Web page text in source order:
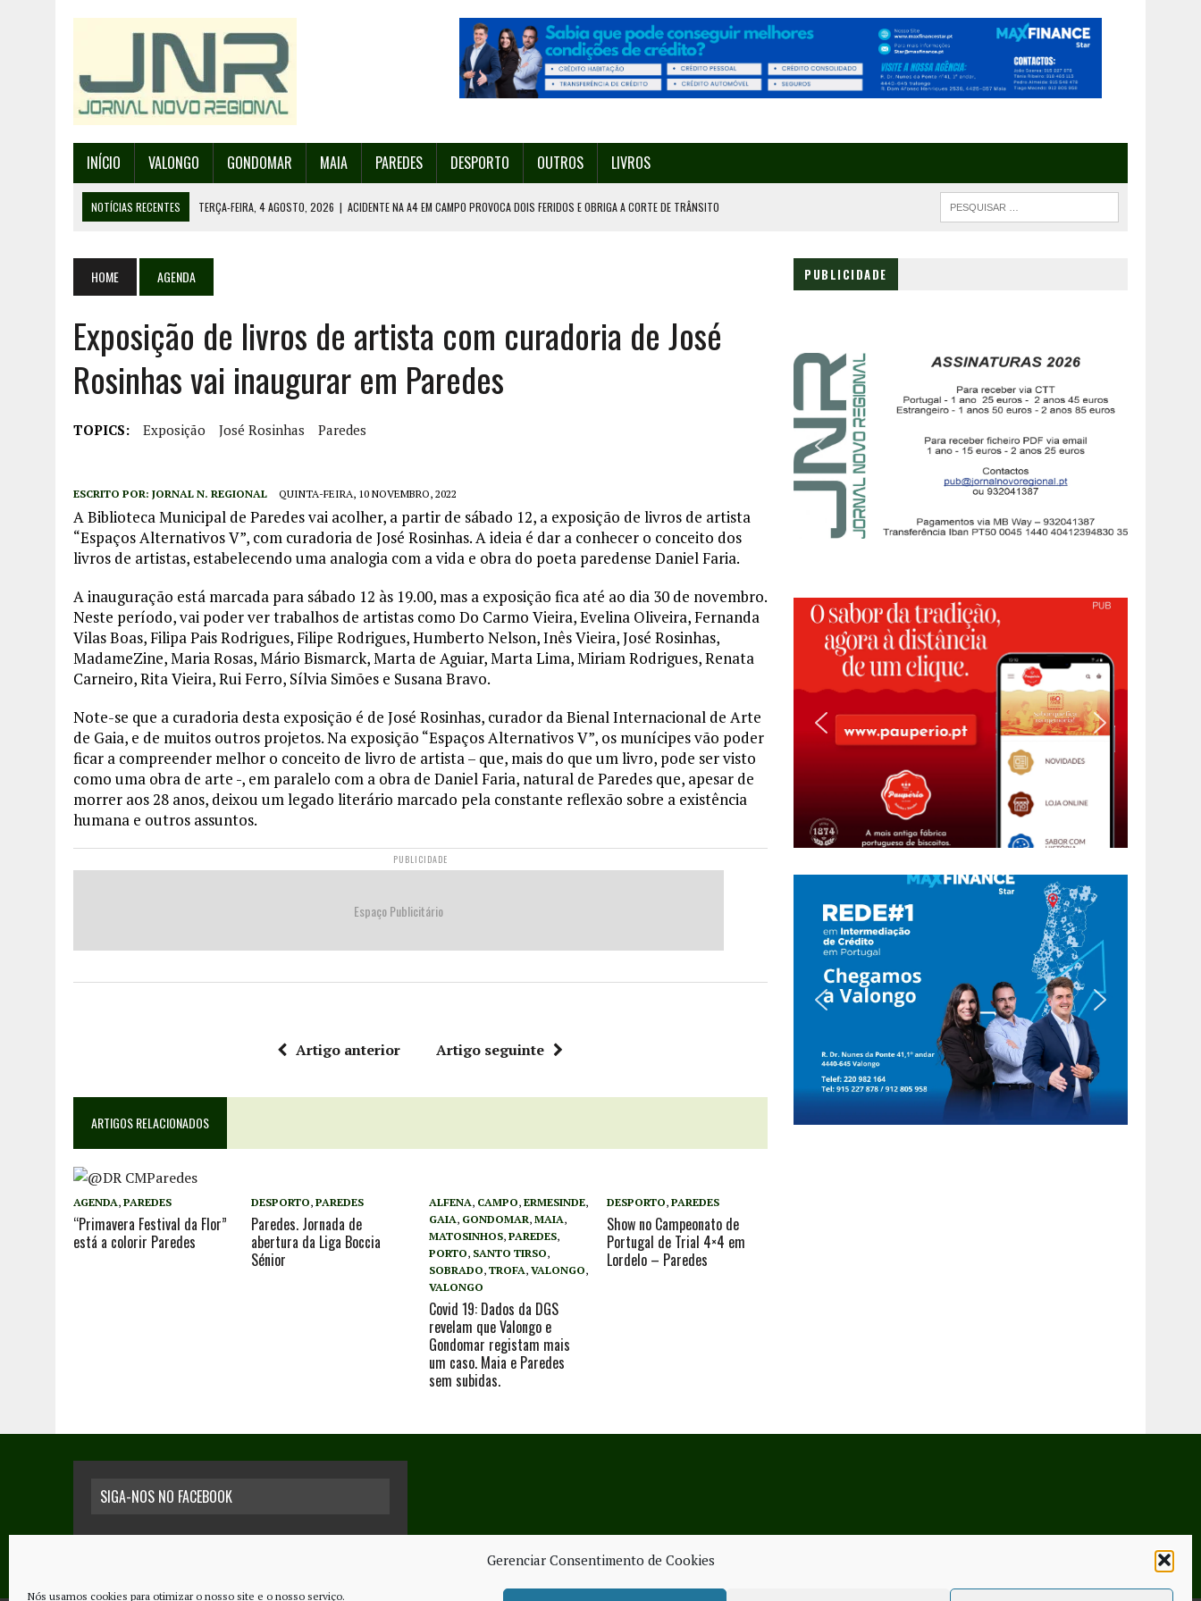
Gerenciar Consentimento de Cookies
Nós usamos cookies para otimizar o nosso site e o nosso serviço.
INÍCIO VALONGO GONDOMAR MAIA PAREDES DESPORTO OUTROS LIVROS
NOTÍCIAS RECENTES TERÇA-FEIRA, 4 AGOSTO, 2026 | ACIDENTE NA A4 EM CAMPO PROVOCA DOIS FERIDOS E OBRIGA A CORTE DE TRÂNSITO
SEGUNDA-FEIRA, 3 AGOSTO, 2026
TERÇA-FEIRA, 4 AGOSTO, 2026
INAUGURAÇÃO DA PRAÇA DA DEMOCRACIA ESTA QUINTA-FEIRA EM VALONGO VAI CONTAR COM 200 DRONES
HOME AGENDA
Exposição de livros de artista com curadoria de José
Rosinhas vai inaugurar em Paredes
TOPICS: Exposição José Rosinhas Paredes
ESCRITO POR: JORNAL N. REGIONAL QUINTA-FEIRA, 10 NOVEMBRO, 2022
A Biblioteca Municipal de Paredes vai acolher, a partir de sábado 12, a exposição de livros de artista
“Espaços Alternativos V”, com curadoria de José Rosinhas. A ideia é dar a conhecer o conceito dos
livros de artistas, estabelecendo uma analogia com a vida e obra do poeta paredense Daniel Faria.
A inauguração está marcada para sábado 12 às 19.00, mas a exposição fica até ao dia 30 de novembro.
Neste período, vai poder ver trabalhos de artistas como Do Carmo Vieira, Evelina Oliveira, Fernanda
Vilas Boas, Filipa Pais Rodrigues, Filipe Rodrigues, Humberto Nelson, Inês Vieira, José Rosinhas,
MadameZine, Maria Rosas, Mário Bismarck, Marta de Aguiar, Marta Lima, Miriam Rodrigues, Renata
Carneiro, Rita Vieira, Rui Ferro, Sílvia Simões e Susana Bravo.
Note-se que a curadoria desta exposição é de José Rosinhas, curador da Bienal Internacional de Arte
de Gaia, e de muitos outros projetos. Na exposição “Espaços Alternativos V”, os munícipes vão poder
ficar a compreender melhor o conceito de livro de artista – que, mais do que um livro, pode ser visto
como uma obra de arte -, em paralelo com a obra de Daniel Faria, natural de Paredes que, apesar de
morrer aos 28 anos, deixou um legado literário marcado pela constante reflexão sobre a existência
humana e outros assuntos.
PUBLICIDADE
Espaço Publicitário
Artigo anterior Artigo seguinte
ARTIGOS RELACIONADOS
AGENDA, PAREDES
“Primavera Festival da Flor”
está a colorir Paredes
DESPORTO,PAREDES
Paredes. Jornada de
abertura da Liga Boccia
Sénior
ALFENA, CAMPO,ERMESINDE,
GAIA, GONDOMAR,MAIA,
MATOSINHOS,PAREDES,
PORTO, SANTO TIRSO,
SOBRADO,TROFA,VALONGO,
VALONGO
Covid 19: Dados da DGS
revelam que Valongo e
Gondomar registam mais
um caso. Maia e Paredes
sem subidas.
DESPORTO,PAREDES
Show no Campeonato de
Portugal de Trial 4×4 em
Lordelo – Paredes
PUBLICIDADE
SIGA-NOS NO FACEBOOK